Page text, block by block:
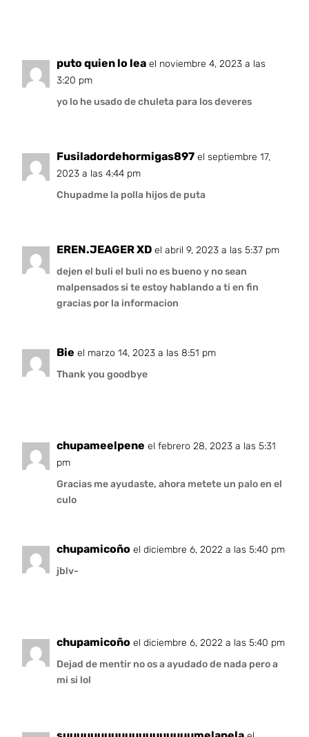
puto quien lo lea el noviembre 4, 2023 a las
3:20 pm
yo lo he usado de chuleta para los deveres
Fusiladordehormigas897 el septiembre 17,
2023 a las 4:44 pm
Chupadme la polla hijos de puta
EREN.JEAGER XD el abril 9, 2023 a las 5:37 pm
dejen el buli el buli no es bueno y no sean
malpensados si te estoy hablando a ti en fin
gracias por la informacion
Bie el marzo 14, 2023 a las 8:51 pm
Thank you goodbye
chupameelpene el febrero 28, 2023 a las 5:31
pm
Gracias me ayudaste, ahora metete un palo en el
culo
chupamicoño el diciembre 6, 2022 a las 5:40 pm
jblv-
chupamicoño el diciembre 6, 2022 a las 5:40 pm
Dejad de mentir no os a ayudado de nada pero a
mi si lol